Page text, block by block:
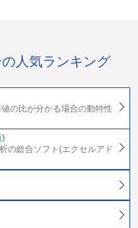
人気ランキング
の比が分かる場合の動特性
)
の総合ソフト(エクセルアド